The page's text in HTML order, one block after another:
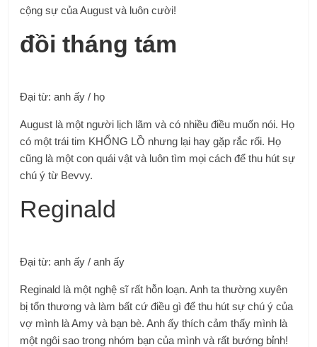
cộng sự của August và luôn cười!
đồi tháng tám
Đại từ: anh ấy / họ
August là một người lịch lãm và có nhiều điều muốn nói. Họ
có một trái tim KHỔNG LỒ nhưng lại hay gặp rắc rối. Họ
cũng là một con quái vật và luôn tìm mọi cách để thu hút sự
chú ý từ Bevvy.
Reginald
Đại từ: anh ấy / anh ấy
Reginald là một nghệ sĩ rất hỗn loạn. Anh ta thường xuyên
bị tổn thương và làm bất cứ điều gì để thu hút sự chú ý của
vợ mình là Amy và bạn bè. Anh ấy thích cảm thấy mình là
một ngôi sao trong nhóm bạn của mình và rất bướng bỉnh!